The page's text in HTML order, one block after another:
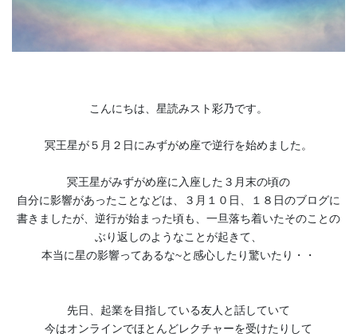
こんにちは、星読みスト彩乃です。
冥王星が５月２日にみずがめ座で逆行を始めました。
冥王星がみずがめ座に入座した３月末の頃の
自分に影響があったことなどは、３月１０日、１８日のブログに
書きましたが、逆行が始まった頃も、一旦落ち着いたそのことの
ぶり返しのようなことが起きて、
本当に星の影響ってあるな~と感心したり驚いたり・・
先日、起業を目指している友人と話していて
今はオンラインでほとんどレクチャーを受けたりして